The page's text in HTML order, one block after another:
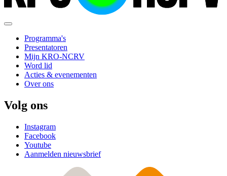
Programma's
Presentatoren
Mijn KRO-NCRV
Word lid
Acties & evenementen
Over ons
Volg ons
Instagram
Facebook
Youtube
Aanmelden nieuwsbrief